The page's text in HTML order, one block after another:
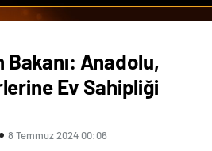
Bakanı: Anadolu,
Ev Sahipliği
8 Temmuz 2024 00:06